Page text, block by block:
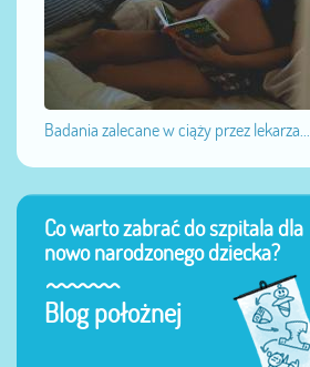
Badania zalecane w ciąży przez lekarza...
Co warto zabrać do szpitala dla
nowo narodzonego dziecka?
Blog położnej